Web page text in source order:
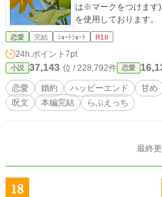
は※マークをつけます) ＊ 表紙はCanvaさまで作成した画像
を使用しております。
恋愛 完結 ｼｮｰﾄｼｮｰﾄ R18
24h.ポイント 7pt
小説 37,143 位 / 228,792件 恋愛
恋愛 婚約 ハッピーエンド 甘め
呪文
本編完結 らぶえっち
最終
18